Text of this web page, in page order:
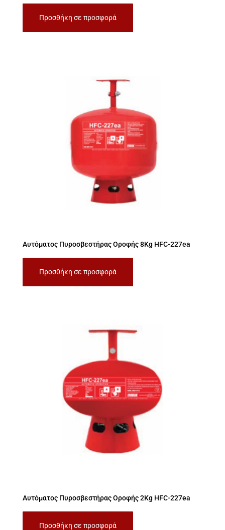
Προσθήκη σε προσφορά
Αυτόματος Πυροσβεστήρας Οροφής 8Kg HFC-227ea
Προσθήκη σε προσφορά
Αυτόματος Πυροσβεστήρας Οροφής 2Kg HFC-227ea
Προσθήκη σε προσφορά